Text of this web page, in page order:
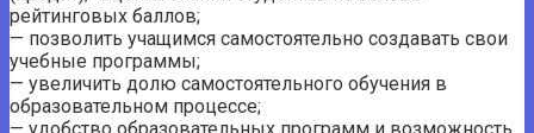
рейтинговых баллов;
— позволить учащимся самостоятельно создавать свои
учебные программы;
— увеличить долю самостоятельного обучения в
образовательном процессе;